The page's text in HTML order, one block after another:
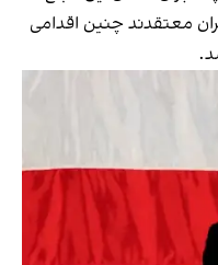
معتقدند چنین اقدامی